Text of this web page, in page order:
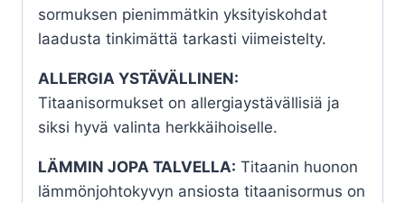
sormuksen pienimmätkin yksityiskohdat
laadusta tinkimättä tarkasti viimeistelty.
ALLERGIA YSTÄVÄLLINEN:
Titaanisormukset on allergiaystävällisiä ja
siksi hyvä valinta herkkäihoiselle.
LÄMMIN JOPA TALVELLA: Titaanin huonon
lämmönjohtokyvyn ansiosta titaanisormus on